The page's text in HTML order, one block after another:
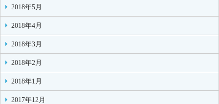
2018年5月
2018年4月
2018年3月
2018年2月
2018年1月
2017年12月